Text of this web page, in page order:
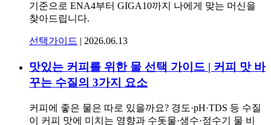
기준으로 ENA4부터 GIGA10까지 나에게 맞는 머신을
찾아드립니다.
선택가이드 | 2026.06.13
맛있는 커피를 위한 물 선택 가이드 | 커피 맛 바
꾸는 수질의 3가지 요소
커피에 좋은 물은 따로 있을까요? 경도·pH·TDS 등 수질
이 커피 맛에 미치는 영향과 수돗물·생수·정수기 물 비